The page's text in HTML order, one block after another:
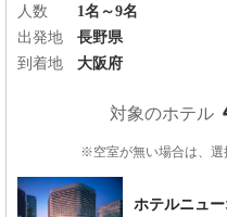
人数
1名～9名
出発地
長野県
到着地
大阪府
対象のホテル
※空室が無い場合は、選
ホテルニュ